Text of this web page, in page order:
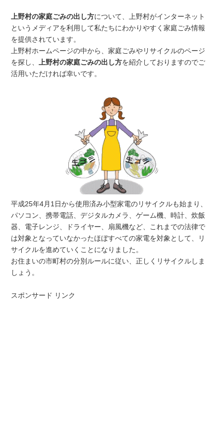
上野村の家庭ごみの出し方について、上野村がインターネット
というメディアを利用して私たちにわかりやすく家庭ごみ情報
を提供されています。
上野村ホームページの中から、家庭ごみやリサイクルのページ
を探し、上野村の家庭ごみの出し方を紹介しておりますのでご
活用いただければ幸いです。
平成25年4月1日から使用済み小型家電のリサイクルも始まり、
パソコン、携帯電話、デジタルカメラ、ゲーム機、時計、炊飯
器、電子レンジ、ドライヤー、扇風機など、これまでの法律で
は対象となっていなかったほぼすべての家電を対象として、リ
サイクルを進めていくことになりました。
お住まいの市町村の分別ルールに従い、正しくリサイクルしま
しょう。
スポンサード リンク